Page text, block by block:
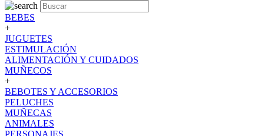
BEBES
+
JUGUETES
ESTIMULACIÓN
ALIMENTACIÓN Y CUIDADOS
MUÑECOS
+
BEBOTES Y ACCESORIOS
PELUCHES
MUÑECAS
ANIMALES
PERSONAJES